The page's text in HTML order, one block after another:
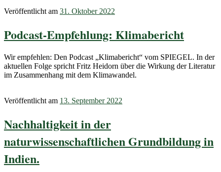
Veröffentlicht am 31. Oktober 2022
Podcast-Empfehlung: Klimabericht
Wir empfehlen: Den Podcast „Klimabericht“ vom SPIEGEL. In der
aktuellen Folge spricht Fritz Heidorn über die Wirkung der Literatur
im Zusammenhang mit dem Klimawandel.
Veröffentlicht am 13. September 2022
Nachhaltigkeit in der
naturwissenschaftlichen Grundbildung in
Indien.